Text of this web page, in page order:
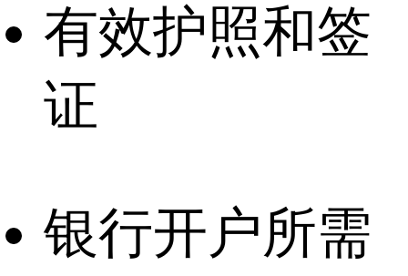
有效护照和签
证
银行开户所需